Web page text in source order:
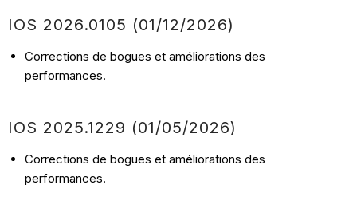
IOS 2026.0105 (01/12/2026)
Corrections de bogues et améliorations des
performances.
IOS 2025.1229 (01/05/2026)
Corrections de bogues et améliorations des
performances.